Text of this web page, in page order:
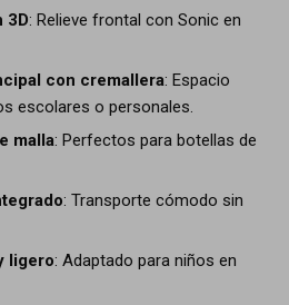
3D: Relieve frontal con Sonic en
con cremallera: Espacio
escolares o personales.
malla: Perfectos para botellas de
: Transporte cómodo sin
ligero: Adaptado para niños en